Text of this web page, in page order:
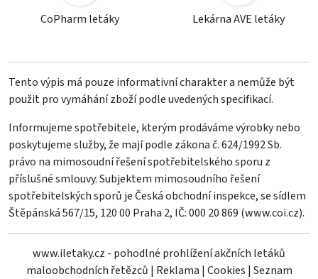
CoPharm letáky Lekárna AVE letáky
Tento výpis má pouze informativní charakter a nemůže být
použit pro vymáhání zboží podle uvedených specifikací.
Informujeme spotřebitele, kterým prodáváme výrobky nebo
poskytujeme služby, že mají podle zákona č. 624/1992 Sb.
právo na mimosoudní řešení spotřebitelského sporu z
příslušné smlouvy. Subjektem mimosoudního řešení
spotřebitelských sporů je Česká obchodní inspekce, se sídlem
Štěpánská 567/15, 120 00 Praha 2, IČ: 000 20 869 (www.coi.cz).
www.iletaky.cz - pohodlné prohlížení akčních letáků
maloobchodních řetězců | Reklama | Cookies | Seznam